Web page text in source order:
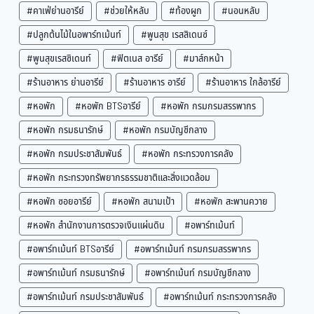
#คาเฟ่ย่านอารีย์ #ช่วยให้หลับ #ท้องผูก
#นอนหลับ
#ปลูกต้นไม้ในอพาร์ทเม้นท์
#พูนสุข เรสสิเดนซ์
#พูนสุขเรสซิเดนท์
#ฟิตเนส อารีย์
#มาส์กหน้า
#ร้านอาหาร ย่านอารีย์
#ร้านอาหาร อารีย์
#ร้านอาหาร ใกล้อารีย์
#หอพัก
#หอพัก BTSอารีย์
#หอพัก กรมกรมสรรพากร
#หอพัก กรมธนารักษ์
#หอพัก กรมบัญชีกลาง
#หอพัก กรมประชาสัมพันธ์
#หอพัก กระทรวงการคลัง
#หอพัก กระทรวงทรัพยากรธรรมชาติและสิ่งแวดล้อม
#หอพัก ซอยอารีย์
#หอพัก สนามเป้า
#หอพัก สะพานควาย
#หอพัก สำนักงานการตรวจเงินแผ่นดิน
#อพาร์ทเม้นท์
#อพาร์ทเม้นท์ BTSอารีย์
#อพาร์ทเม้นท์ กรมกรมสรรพากร
#อพาร์ทเม้นท์ กรมธนารักษ์
#อพาร์ทเม้นท์ กรมบัญชีกลาง
#อพาร์ทเม้นท์ กรมประชาสัมพันธ์
#อพาร์ทเม้นท์ กระทรวงการคลัง